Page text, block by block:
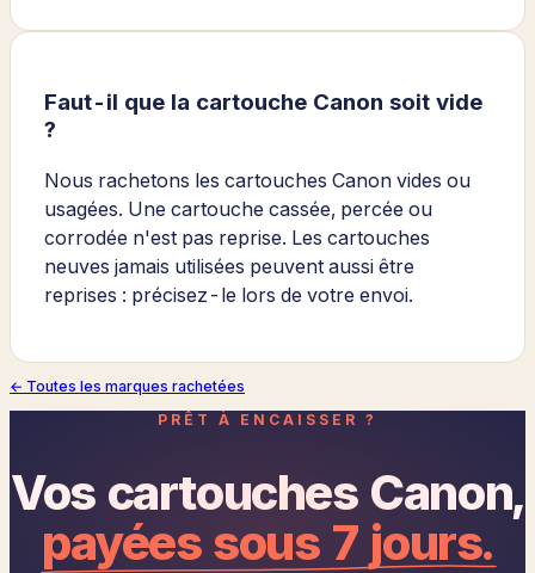
Faut-il que la cartouche Canon soit vide
?
Nous rachetons les cartouches Canon vides ou
usagées. Une cartouche cassée, percée ou
corrodée n'est pas reprise. Les cartouches
neuves jamais utilisées peuvent aussi être
reprises : précisez-le lors de votre envoi.
← Toutes les marques rachetées
PRÊT À ENCAISSER ?
Vos cartouches Canon,
payées sous 7 jours.